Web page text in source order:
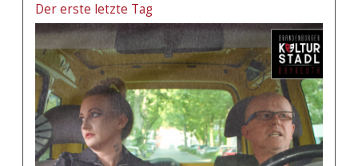
Der erste letzte Tag